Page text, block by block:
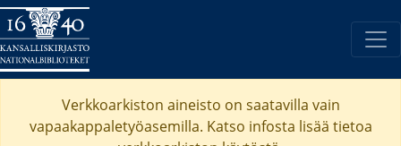
Verkkoarkiston aineisto on saatavilla vain
vapaakappaletyöasemilla. Katso infosta lisää tietoa